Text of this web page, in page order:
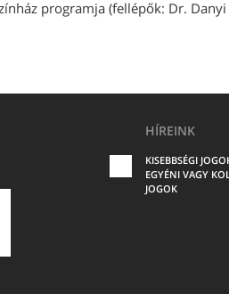
programja (fellépők: Dr.
HÍREINK
KISEBBSÉGI
EGYÉNI VAGY
JOGOK